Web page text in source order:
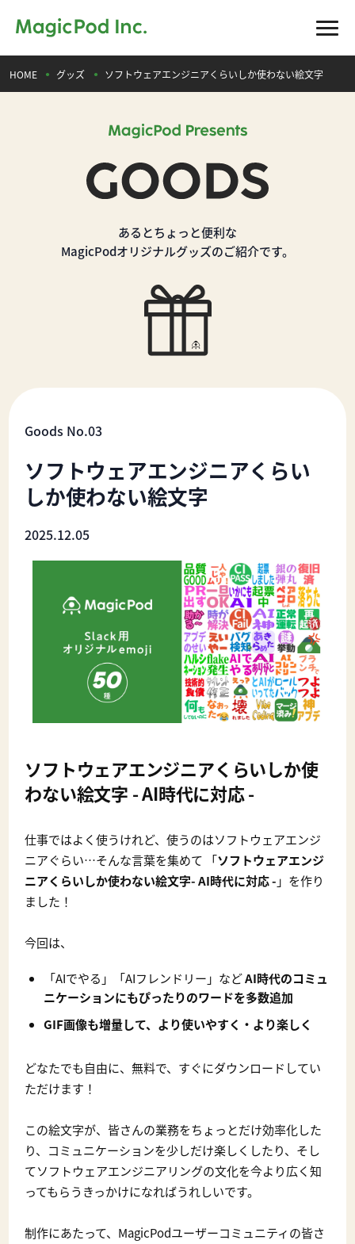
HOME グッズ ソフトウェアエンジニアくらいしか使わない絵文字
あるとちょっと便利な
MagicPodオリジナルグッズのご紹介です。
Goods No.03
ソフトウェアエンジニアくらい
しか使わない絵文字
2025.12.05
ソフトウェアエンジニアくらいしか使
わない絵文字 - AI時代に対応 -
仕事ではよく使うけれど、使うのはソフトウェアエンジ
ニアぐらい…そんな言葉を集めて 「ソフトウェアエンジ
ニアくらいしか使わない絵文字- AI時代に対応 - 」を作り
ました！
今回は、
「AIでやる」「AIフレンドリー」などAI時代のコミュ
ニケーションにもぴったりのワードを多数追加
GIF画像も増量して、より使いやすく・より楽しく
どなたでも自由に、無料で、すぐにダウンロードしてい
ただけます！
この絵文字が、皆さんの業務をちょっとだけ効率化した
り、コミュニケーションを少しだけ楽しくしたり、そし
てソフトウェアエンジニアリングの文化を今より広く知
ってもらうきっかけになればうれしいです。
制作にあたって、MagicPodユーザーコミュニティの皆さ